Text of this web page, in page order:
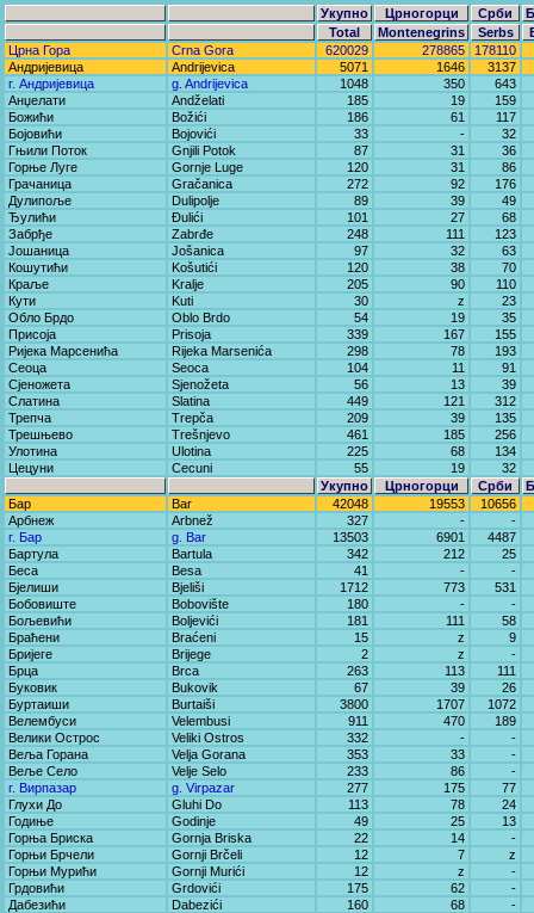
Укупно Црногорци Срби
Total
Montenegrins Serbs
Црна Гора
Crna Gora 620029 278865
178110
Андријевица
Andrijevica 5071 1646
3137
г. Андријевица
g. Andrijevica 1048 350
643
Анџелати
Andželati 185 19
159
Божићи
Božići 186 61
117
Бојовићи
Bojovići 33 -
32
Гњили Поток
Gnjili Potok 87 31
36
Горње Луге
Gornje Luge 120 31
86
Грачаница
Gračanica 272 92
176
Дулипоље
Dulipolje 89 39
49
Ђулићи
Đulići 101 27
68
Забрђе
Zabrđe 248 111
123
Јошаница
Jošanica 97 32
63
Кошутићи
Košutići 120 38
70
Краље
Kralje 205 90
110
Кути
Kuti 30 z
23
Обло Брдо
Oblo Brdo 54 19
35
Присоја
Prisoja 339 167
155
Ријека Марсенића
Rijeka Marsenića 298 78
193
Сеоца
Seoca 104 11
91
Сјеножета
Sjenožeta 56 13
39
Слатина
Slatina 449 121
312
Трепча
Trepča 209 39
135
Трешњево
Trešnjevo 461 185
256
Улотина
Ulotina 225 68
134
Цецуни
Cecuni 55 19
32
Укупно
Црногорци Срби
Бар
Bar 42048 19553
10656
Арбнеж
Arbnež 327 -
-
г. Бар
g. Bar 13503 6901
4487
Бартула
Bartula 342 212
25
Беса
Besa 41 -
-
Бјелиши
Bjeliši 1712 773
531
Бобовиште
Bobovište 180 -
-
Бољевићи
Boljevići 181 111
58
Браћени
Braćeni 15 z
9
Бријеге
Brijege 2 z
-
Брца
Brca 263 113
111
Буковик
Bukovik 67 39
26
Буртаиши
Burtaiši 3800 1707
1072
Велембуси
Velembusi 911 470
189
Велики Острос
Veliki Ostros 332 -
-
Веља Горана
Velja Gorana 353 33
-
Веље Село
Velje Selo 233 86
-
г. Вирпазар
g. Virpazar 277 175
77
Глухи До
Gluhi Do 113 78
24
Годиње
Godinje 49 25
13
Горња Бриска
Gornja Briska 22 14
-
Горњи Брчели
Gornji Brčeli 12 7
z
Горњи Мурићи
Gornji Murići 12 z
-
Грдовићи
Grdovići 175 62
-
Дабезићи
Dabezići 160 68
-